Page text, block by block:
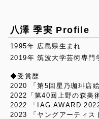
八澤 季実 Profile
1995年 広島県生まれ
2019年 筑波大学芸術専門
◆受賞歴
2020 「第5回星乃珈琲店
2022「第40回上野の森美
2022 「IAG AWARD
2023 「ヤングアーティス